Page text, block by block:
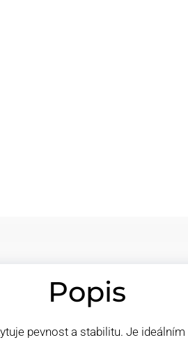
Popis
pevnost a stabilitu. Je